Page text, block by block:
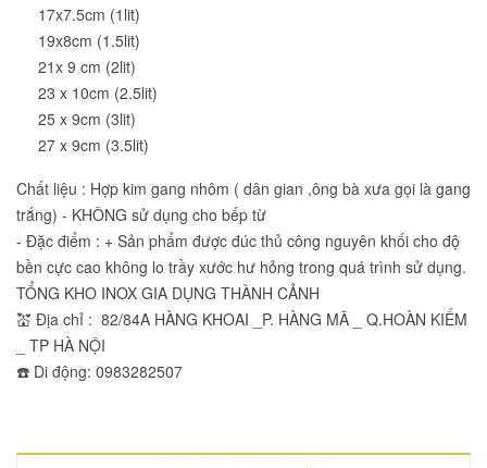
17x7.5cm (1lit)
19x8cm (1.5lit)
21x 9 cm (2lit)
23 x 10cm (2.5lit)
25 x 9cm (3lit)
27 x 9cm (3.5lit)
Chất liệu : Hợp kim gang nhôm ( dân gian ,ông bà xưa gọi là gang
trắng) - KHÔNG sử dụng cho bếp từ
- Đặc điểm : + Sản phẩm được đúc thủ công nguyên khối cho độ
bền cực cao không lo trầy xước hư hỏng trong quá trình sử dụng.
TỔNG KHO INOX GIA DỤNG THÀNH CẢNH
💒 Địa chỉ : 82/84A HÀNG KHOAI _P. HÀNG MÃ _ Q.HOÀN KIẾM
_ TP HÀ NỘI
☎️ Di động: 0983282507